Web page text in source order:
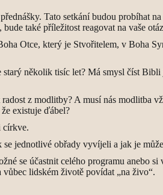
Tato setkání budou probíhat
také příležitost reagovat na vaše
Otce, který je Stvořitelem, v Boha
několik tisíc let? Má smysl číst
z modlitby? A musí nás modlitba
existuje ďábel?
církve.
jednotlivé obřady vyvíjeli a jak je
se účastnit celého programu anebo
lidském životě povídat „na živo“.